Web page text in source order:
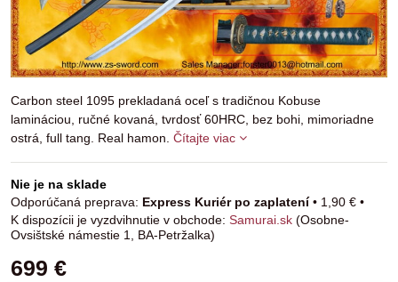
Carbon steel 1095 prekladaná oceľ s tradičnou Kobuse
lamináciou, ručné kovaná, tvrdosť 60HRC, bez bohi, mimoriadne
ostrá, full tang. Real hamon. Čítajte viac
Nie je na sklade
Express Kuriér po zaplatení• 1,90 € •
Samurai.sk (Osobne-
Ovsištské námestie 1, BA-Petržalka)
699 €